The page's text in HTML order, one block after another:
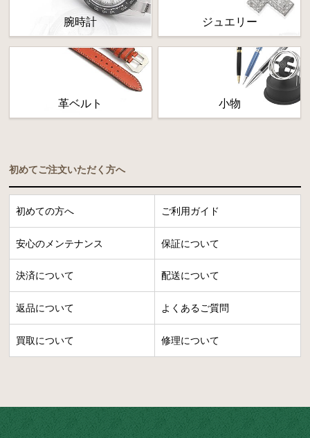
腕時計 ジュエリー
革ベルト 小物
初めてご注文いただく方へ
初めての方へ ご利用ガイド
安心のメンテナンス 保証について
決済について 配送について
返品について よくあるご質問
買取について 修理について